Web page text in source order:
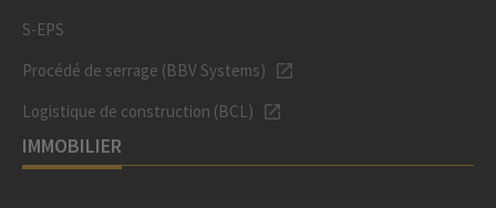
S-EPS
Procédé de serrage (BBV Systems)
Logistique de construction (BCL)
IMMOBILIER